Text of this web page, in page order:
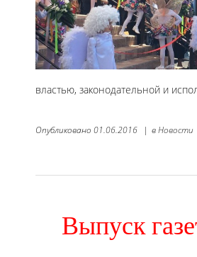
властью, законодательной и
Опубликовано 01.06.2016 | вНовости
Выпуск